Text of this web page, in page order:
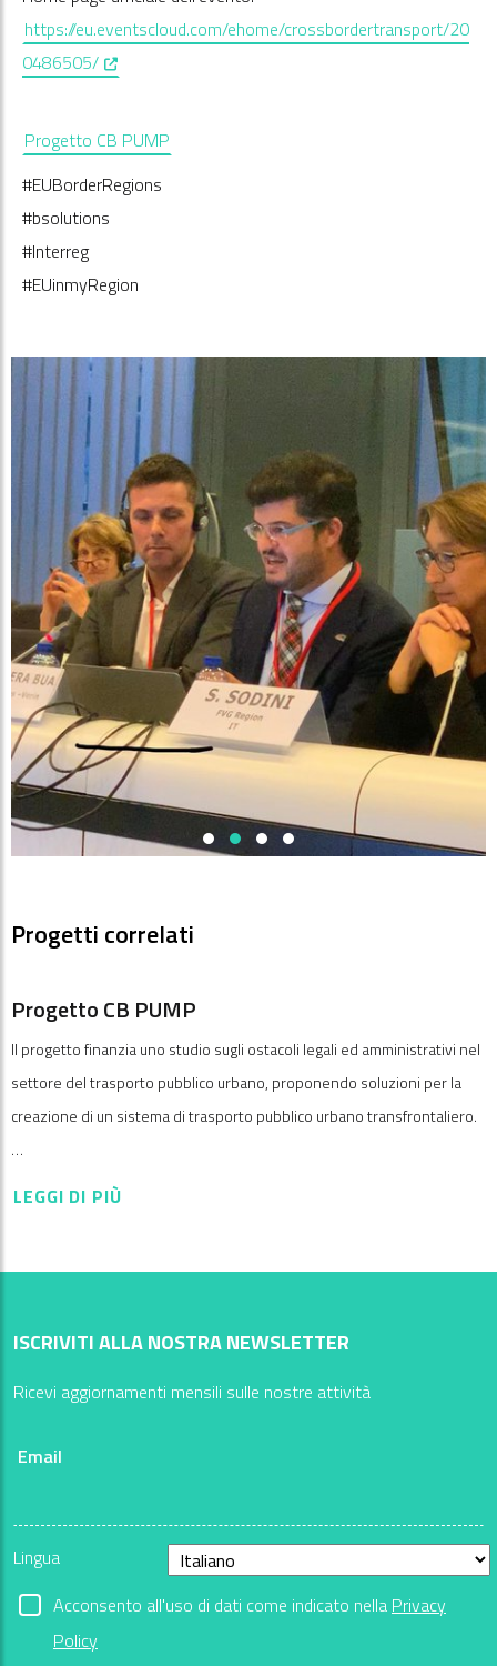
https://eu.eventscloud.com/ehome/crossbordertransport/20
0486505/, opens in a new window
Progetto CB PUMP
#EUBorderRegions
#bsolutions
#Interreg
#EUinmyRegion
Progetti correlati
Progetto CB PUMP
Il progetto finanzia uno studio sugli ostacoli legali ed amministrativi nel
settore del trasporto pubblico urbano, proponendo soluzioni per la
creazione di un sistema di trasporto pubblico urbano transfrontaliero.
…
LEGGI DI PIÙ
ISCRIVITI ALLA NOSTRA NEWSLETTER
Ricevi aggiornamenti mensili sulle nostre attività
Email
Lingua
Acconsento all'uso di dati come indicato nella Privacy
Policy